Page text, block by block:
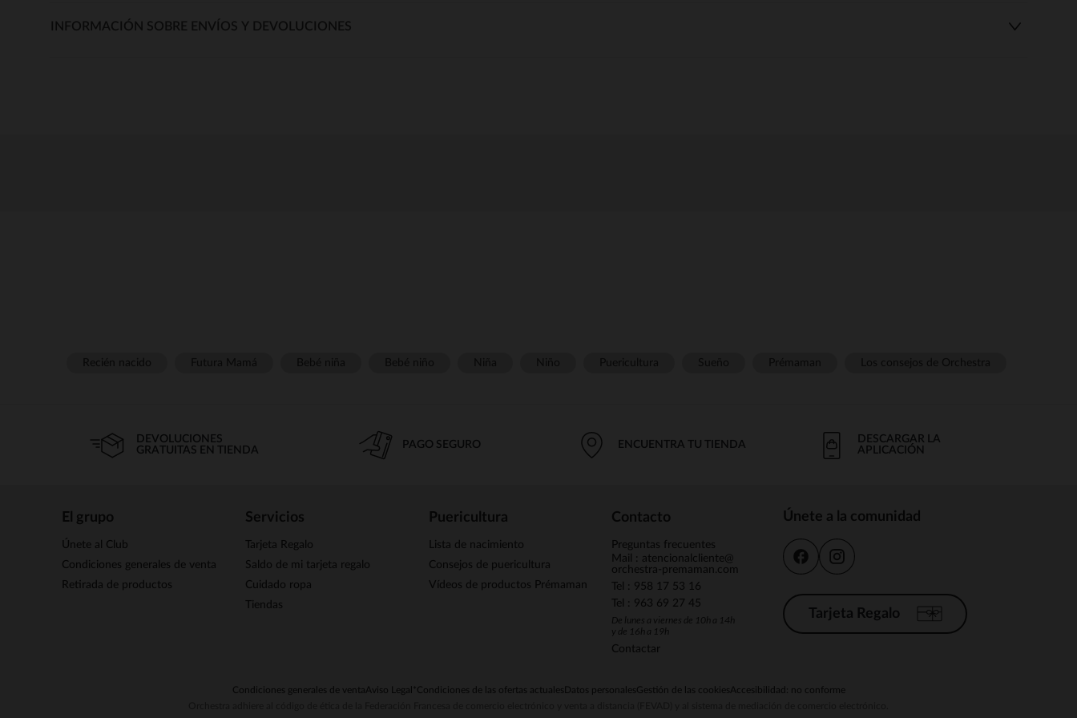
INFORMACIÓN SOBRE ENVÍOS Y DEVOLUCIONES
DEVOLUCIONES
GRATUITAS EN TIENDA
PAGO SEGURO ENCUENTRA TU TIENDA
DESCARGAR LA
APLICACIÓN
El grupo
Únete al Club
Condiciones generales de venta
Retirada de productos
Servicios
Tarjeta Regalo
Saldo de mi tarjeta regalo
Cuidado ropa
Tiendas
Puericultura
Lista de nacimiento
Consejos de puericultura
Vídeos de productos Prémaman
Contacto
Preguntas frecuentes
Mail : atencionalcliente@
orchestra-premaman.com
Tel : 958 17 53 16
Tel : 963 69 27 45
De lunes a viernes de 10h a 14h
y de 16h a 19h
Contactar
Únete a la comunidad
Tarjeta Regalo
Condiciones generales de ventaAviso Legal *Condiciones de las ofertas actuales Datos personalesGestión de las cookiesAccesibilidad: no conforme